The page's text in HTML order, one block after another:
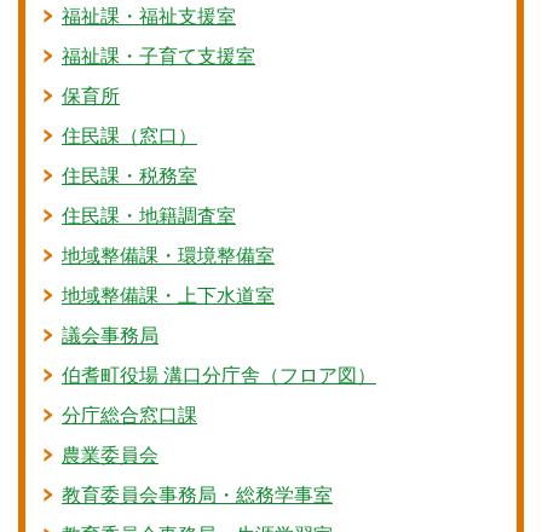
福祉課・福祉支援室
福祉課・子育て支援室
保育所
住民課（窓口）
住民課・税務室
住民課・地籍調査室
地域整備課・環境整備室
地域整備課・上下水道室
議会事務局
伯耆町役場 溝口分庁舎（フロア図）
分庁総合窓口課
農業委員会
教育委員会事務局・総務学事室